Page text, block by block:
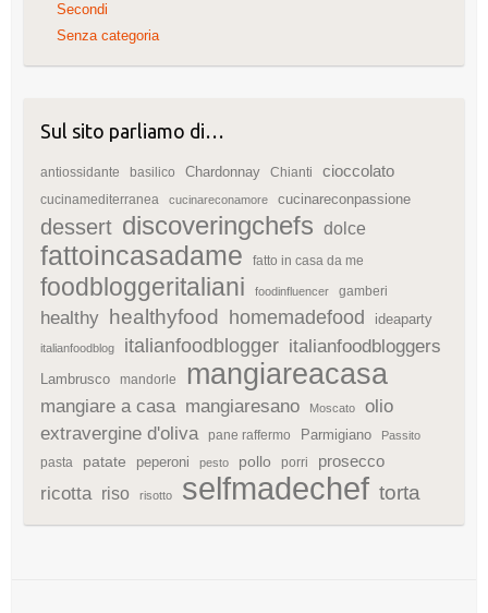
Secondi
Senza categoria
Sul sito parliamo di…
antiossidante basilico Chardonnay Chianti cioccolato
cucinamediterranea cucinareconamore cucinareconpassione
dessert discoveringchefs dolce
fattoincasadame fatto in casa da me
foodbloggeritaliani foodinfluencer gamberi
healthy healthyfood homemadefood ideaparty
italianfoodblog italianfoodblogger italianfoodbloggers
Lambrusco mandorle mangiareacasa
mangiare a casa mangiaresano Moscato
olio
extravergine d'oliva
pane raffermo Parmigiano Passito
pasta patate peperoni pesto pollo porri prosecco
ricotta riso risotto selfmadechef torta